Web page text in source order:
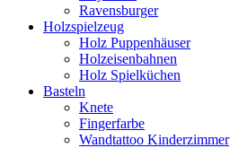
Ravensburger
Holzspielzeug
Holz Puppenhäuser
Holzeisenbahnen
Holz Spielküchen
Basteln
Knete
Fingerfarbe
Wandtattoo Kinderzimmer